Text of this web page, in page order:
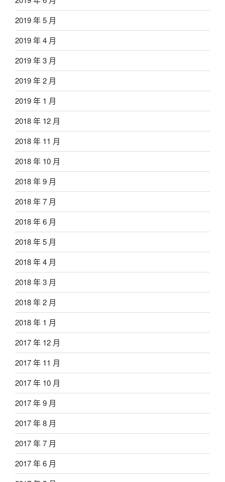
2019 年 5 月
2019 年 4 月
2019 年 3 月
2019 年 2 月
2019 年 1 月
2018 年 12 月
2018 年 11 月
2018 年 10 月
2018 年 9 月
2018 年 7 月
2018 年 6 月
2018 年 5 月
2018 年 4 月
2018 年 3 月
2018 年 2 月
2018 年 1 月
2017 年 12 月
2017 年 11 月
2017 年 10 月
2017 年 9 月
2017 年 8 月
2017 年 7 月
2017 年 6 月